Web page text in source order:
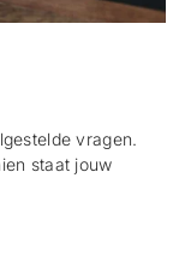
vragen.
staat jouw